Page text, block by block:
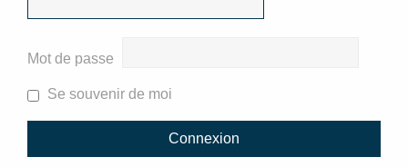
Mot de passe
Se souvenir de moi